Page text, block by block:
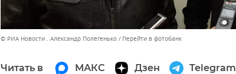
© РИА Новости . Александр Полегенько Перейти в фотобанк
Читать в МАКС Дзен Telegram